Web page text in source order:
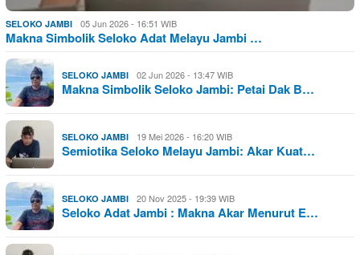
SELOKO JAMBI 05 Jun 2026 - 16:51 WIB
Makna Simbolik Seloko Adat Melayu Jambi …
SELOKO JAMBI 02 Jun 2026 - 13:47 WIB
Makna Simbolik Seloko Jambi: Petai Dak B…
SELOKO JAMBI 19 Mei 2026 - 16:20 WIB
Semiotika Seloko Melayu Jambi: Akar Kuat…
SELOKO JAMBI 20 Nov 2025 - 19:39 WIB
Seloko Adat Jambi : Makna Akar Menurut E…